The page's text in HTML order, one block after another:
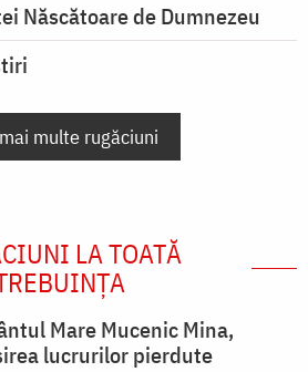
Născătoare de Dumnezeu
multe rugăciuni
LA TOATĂ
Mare Mucenic Mina,
lucrurilor pierdute